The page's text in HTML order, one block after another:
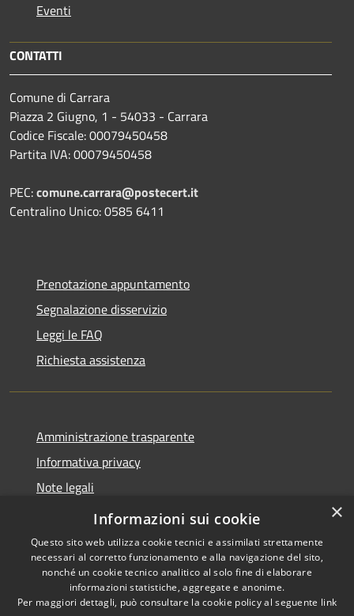
Eventi
CONTATTI
Comune di Carrara
Piazza 2 Giugno, 1 - 54033 - Carrara
Codice Fiscale: 00079450458
Partita IVA: 00079450458
PEC:comune.carrara@postecert.it
Centralino Unico: 0585 6411
Prenotazione appuntamento
Segnalazione disservizio
Leggi le FAQ
Richiesta assistenza
Amministrazione trasparente
Informativa privacy
Note legali
Dichiarazione di accessibilità
Accessibilità
Copyright © 2026 • Comune di
Carrara • Powered by
×
Informazioni sui cookie
Questo sito web utilizza cookie tecnici e assimilati strettamente
necessari al corretto funzionamento e alla navigazione del sito,
nonché un cookie tecnico analitico al solo fine di elaborare
informazioni statistiche, aggregate e anonime.
Per maggiori dettagli, può consultare la cookie policy al seguente link